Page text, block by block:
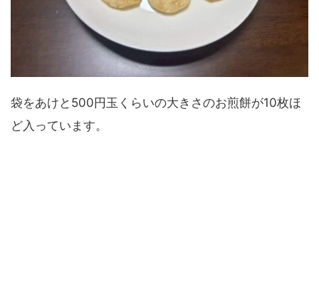
袋をあけと500円玉くらいの大きさのお煎餅が10枚ほ
ど入っています。